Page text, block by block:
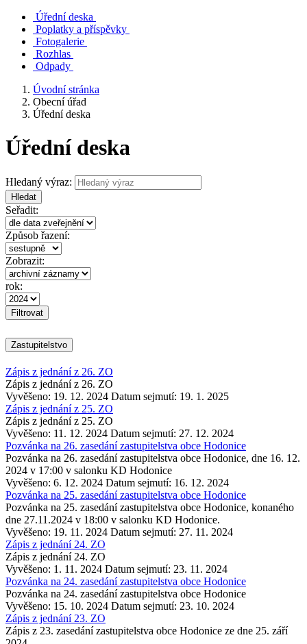
Úřední deska
Poplatky a příspěvky
Fotogalerie
Rozhlas
Odpady
Úvodní stránka
Obecní úřad
Úřední deska
Úřední deska
Hledaný výraz:
Hledat
Seřadit:
Způsob řazení:
Zobrazit:
rok:
Zastupitelstvo
Zápis z jednání z 26. ZO
Zápis z jednání z 26. ZO
Vyvěšeno: 19. 12. 2024 Datum sejmutí: 19. 1. 2025
Zápis z jednání z 25. ZO
Zápis z jednání z 25. ZO
Vyvěšeno: 11. 12. 2024 Datum sejmutí: 27. 12. 2024
Pozvánka na 26. zasedání zastupitelstva obce Hodonice
Pozvánka na 26. zasedání zastupitelstva obce Hodonice, dne 16. 12.
2024 v 17:00 v salonku KD Hodonice
Vyvěšeno: 6. 12. 2024 Datum sejmutí: 16. 12. 2024
Pozvánka na 25. zasedání zastupitelstva obce Hodonice
Pozvánka na 25. zasedání zastupitelstva obce Hodonice, konaného
dne 27.11.2024 v 18:00 v salonku KD Hodonice.
Vyvěšeno: 19. 11. 2024 Datum sejmutí: 27. 11. 2024
Zápis z jednání 24. ZO
Zápis z jednání 24. ZO
Vyvěšeno: 1. 11. 2024 Datum sejmutí: 23. 11. 2024
Pozvánka na 24. zasedání zastupitelstva obce Hodonice
Pozvánka na 24. zasedání zastupitelstva obce Hodonice
Vyvěšeno: 15. 10. 2024 Datum sejmutí: 23. 10. 2024
Zápis z jednání 23. ZO
Zápis z 23. zasedání zastupitelstva obce Hodonice ze dne 25. září